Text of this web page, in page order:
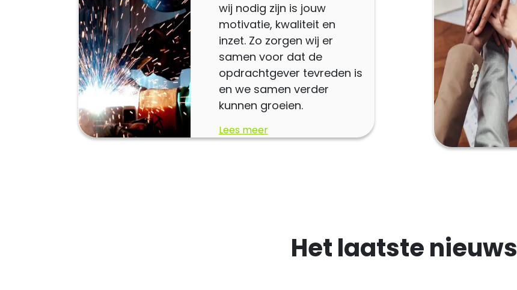
wij nodig zijn is jouw
motivatie, kwaliteit en
inzet. Zo zorgen wij er
samen voor dat de
opdrachtgever tevreden is
en we samen verder
kunnen groeien.
Lees meer
Het laatste nieuws